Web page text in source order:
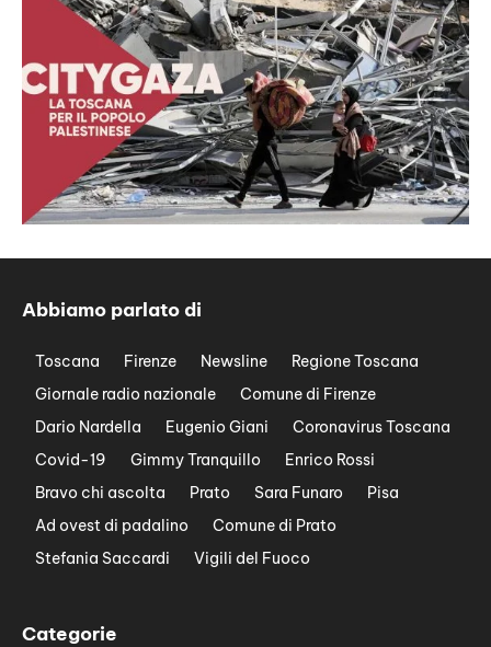
Abbiamo parlato di
Toscana Firenze Newsline
Regione Toscana
Giornale radio nazionale
Comune di Firenze
Dario Nardella
Eugenio Giani
Coronavirus Toscana
Covid-19
Gimmy Tranquillo
Enrico Rossi
Bravo chi ascolta
Prato Sara Funaro
Pisa
Ad ovest di padalino
Comune di Prato
Stefania Saccardi
Vigili del Fuoco
Categorie